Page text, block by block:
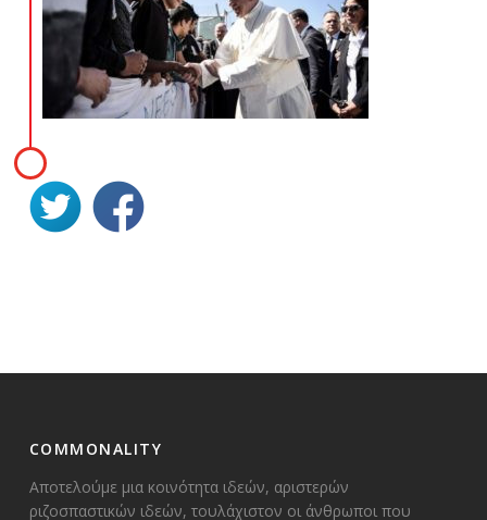
COMMONALITY
Αποτελούμε μια κοινότητα ιδεών, αριστερών
ριζοσπαστικών ιδεών, τουλάχιστον οι άνθρωποι που